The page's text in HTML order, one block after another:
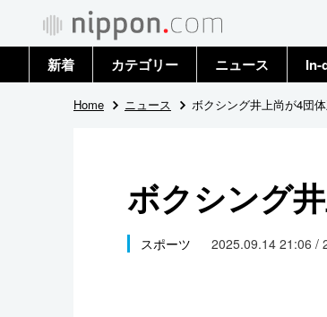
新着 カテゴリー
政治・外交
国際
ニュース
トップ
In-
Home ニュース ボクシング井上尚が4団
ボクシング
スポーツ 2025.09.14 21:06 /